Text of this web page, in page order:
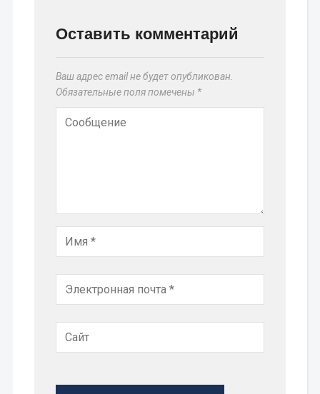
Оставить комментарий
Ваш адрес email не будет опубликован.
Обязательные поля помечены *